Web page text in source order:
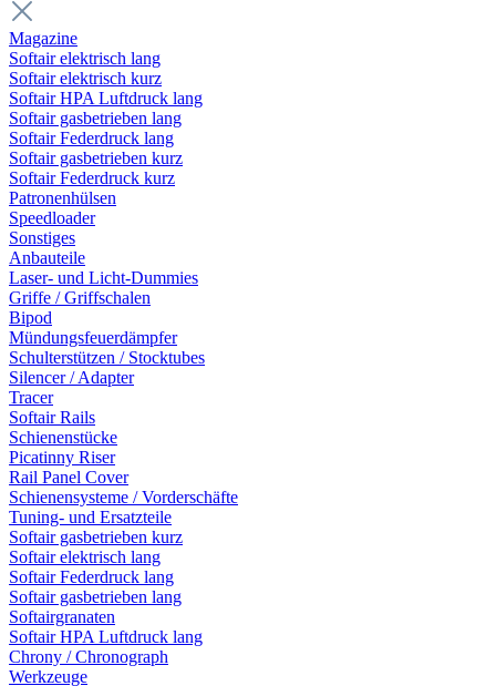
Magazine
Softair elektrisch lang
Softair elektrisch kurz
Softair HPA Luftdruck lang
Softair gasbetrieben lang
Softair Federdruck lang
Softair gasbetrieben kurz
Softair Federdruck kurz
Patronenhülsen
Speedloader
Sonstiges
Anbauteile
Laser- und Licht-Dummies
Griffe / Griffschalen
Bipod
Mündungsfeuerdämpfer
Schulterstützen / Stocktubes
Silencer / Adapter
Tracer
Softair Rails
Schienenstücke
Picatinny Riser
Rail Panel Cover
Schienensysteme / Vorderschäfte
Tuning- und Ersatzteile
Softair gasbetrieben kurz
Softair elektrisch lang
Softair Federdruck lang
Softair gasbetrieben lang
Softairgranaten
Softair HPA Luftdruck lang
Chrony / Chronograph
Werkzeuge